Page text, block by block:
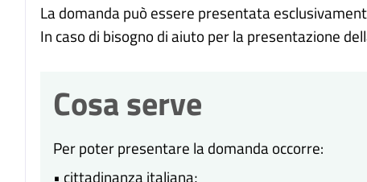
La domanda può essere presentata
In caso di bisogno di aiuto per la presentazione
Cosa serve
Per poter presentare la domanda occorre:
• cittadinanza italiana;